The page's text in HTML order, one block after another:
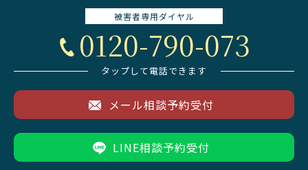
被害者専用ダイヤル
0120-790-073
タップして電話できます
メール相談予約受付
LINE相談予約受付